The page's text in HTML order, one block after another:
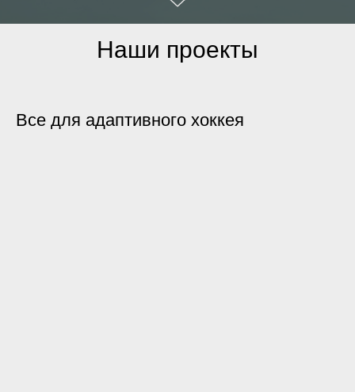
Наши проекты
Все для адаптивного хоккея